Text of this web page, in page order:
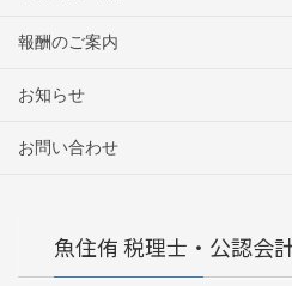
報酬のご案内
お知らせ
お問い合わせ
魚住侑 税理士・公認会